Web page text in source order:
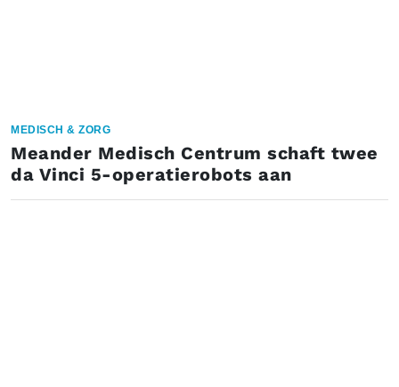
MEDISCH & ZORG
Meander Medisch Centrum schaft twee
da Vinci 5-operatierobots aan